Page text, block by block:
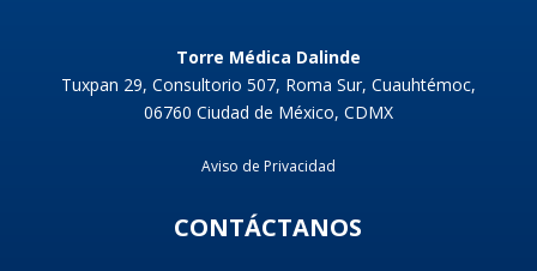
Torre Médica Dalinde
Tuxpan 29, Consultorio 507, Roma Sur, Cuauhtémoc,
06760 Ciudad de México, CDMX
Aviso de Privacidad
CONTÁCTANOS